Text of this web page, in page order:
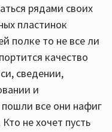
рядами своих
пластинок
полке то не все ли
качество
сведении,
и
все они нафиг
не хочет пусть